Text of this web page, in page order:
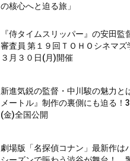
の核心へと迫る旅」
『侍タイムスリッパー』の安田監
審査員 第１９回ＴＯＨＯシネマズ
３月３０日(月)開催
新進気鋭の監督・中川駿の魅力と
メートル』制作の裏側にも迫る！
(金)全国公開
劇場版「名探偵コナン」最新作は